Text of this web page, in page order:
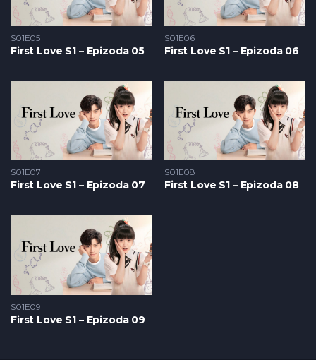
S01E05
First Love S1 – Epizoda 05
S01E06
First Love S1 – Epizoda 06
S01E07
First Love S1 – Epizoda 07
S01E08
First Love S1 – Epizoda 08
S01E09
First Love S1 – Epizoda 09